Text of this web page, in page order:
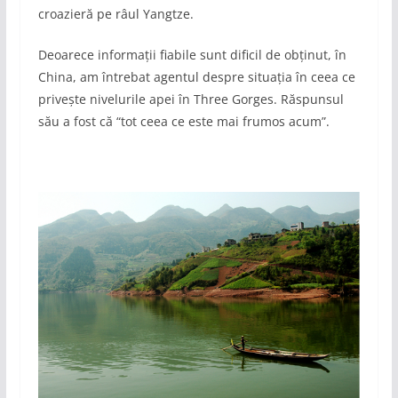
croazieră pe râul Yangtze.
Deoarece informații fiabile sunt dificil de obținut, în
China, am întrebat agentul despre situația în ceea ce
privește nivelurile apei în Three Gorges. Răspunsul
său a fost că “tot ceea ce este mai frumos acum”.